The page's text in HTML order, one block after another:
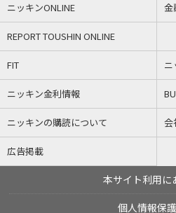
ニッキンONLINE 金
REPORT TOUSHIN ONLINE
FIT ニ
ニッキン金利情報
ニッキンの購読について 会
広告掲載
本サイト利用に
個人情報保